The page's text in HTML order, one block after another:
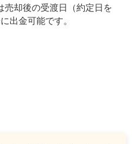
売却後の受渡日（約定日を
出金可能です。